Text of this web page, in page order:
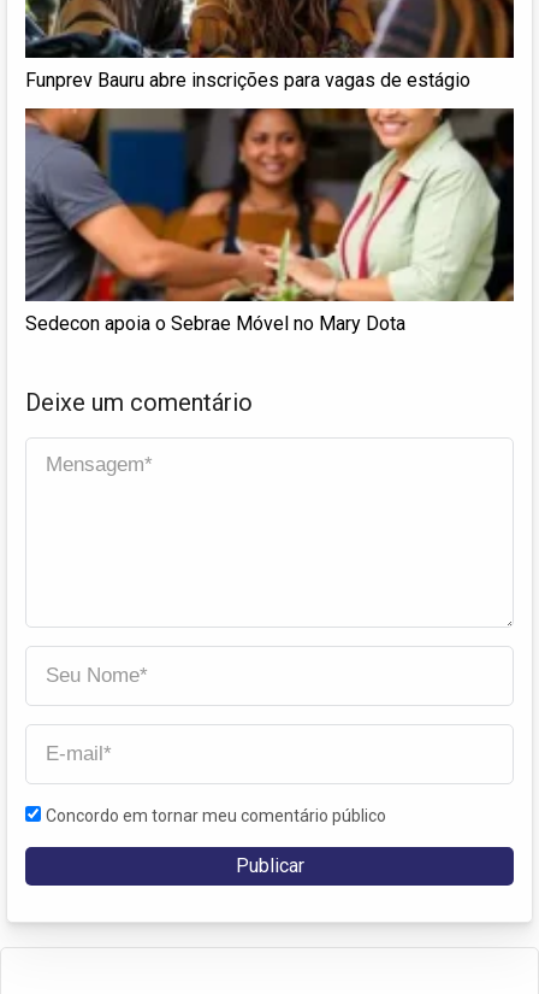
Funprev Bauru abre inscrições para vagas de estágio
Sedecon apoia o Sebrae Móvel no Mary Dota
Deixe um comentário
Concordo em tornar meu comentário público